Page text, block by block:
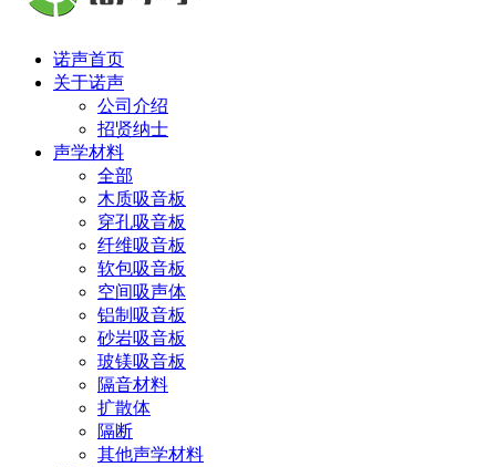
诺声首页
关于诺声
公司介绍
招贤纳士
声学材料
全部
木质吸音板
穿孔吸音板
纤维吸音板
软包吸音板
空间吸声体
铝制吸音板
砂岩吸音板
玻镁吸音板
隔音材料
扩散体
隔断
其他声学材料